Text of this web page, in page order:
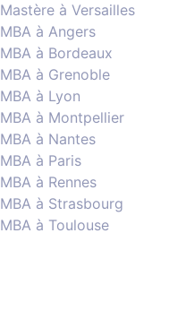
Mastère à Versailles
MBA à Angers
MBA à Bordeaux
MBA à Grenoble
MBA à Lyon
MBA à Montpellier
MBA à Nantes
MBA à Paris
MBA à Rennes
MBA à Strasbourg
MBA à Toulouse